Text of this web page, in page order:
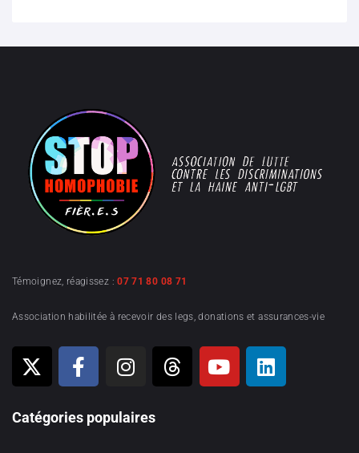
Témoignez, réagissez :07 71 80 08 71
Association habilitée à recevoir des legs, donations et assurances-vie
Catégories populaires